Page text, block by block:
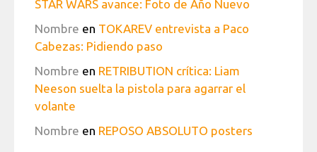
STAR WARS avance: Foto de Año Nuevo
Nombre en TOKAREV entrevista a Paco
Cabezas: Pidiendo paso
Nombre en RETRIBUTION crítica: Liam
Neeson suelta la pistola para agarrar el
volante
Nombre en REPOSO ABSOLUTO posters